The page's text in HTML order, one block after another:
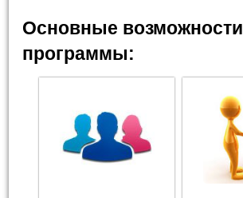
Основные возможности
программы: